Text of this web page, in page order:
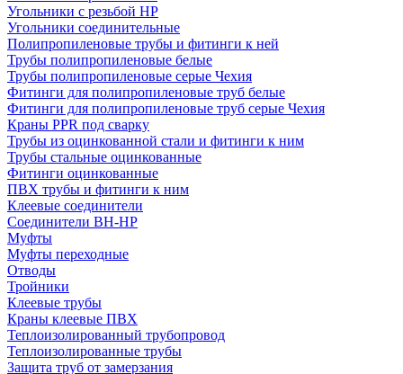
Угольники с резьбой НР
Угольники соединительные
Полипропиленовые трубы и фитинги к ней
Трубы полипропиленовые белые
Трубы полипропиленовые серые Чехия
Фитинги для полипропиленовые труб белые
Фитинги для полипропиленовые труб серые Чехия
Краны PPR под сварку
Трубы из оцинкованной стали и фитинги к ним
Трубы стальные оцинкованные
Фитинги оцинкованные
ПВХ трубы и фитинги к ним
Клеевые соединители
Соединители ВН-НР
Муфты
Муфты переходные
Отводы
Тройники
Клеевые трубы
Краны клеевые ПВХ
Теплоизолированный трубопровод
Теплоизолированные трубы
Защита труб от замерзания